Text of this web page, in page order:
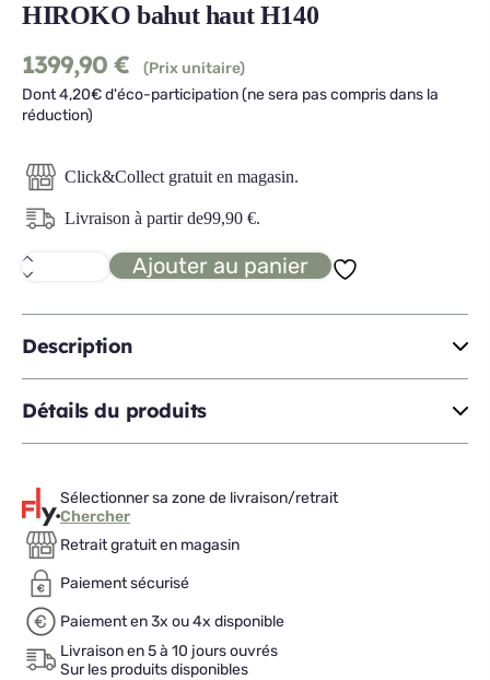
HIROKO bahut haut H140
1399,90 €
(Prix unitaire)
Dont 4,20€ d'éco-participation (ne sera pas compris dans la
réduction)
Click&Collect gratuit en magasin.
Livraison à partir de99,90 €.
quantité
de
bahut
haut
H140
Ajouter au panier
Description
Détails du produits
Sélectionner sa zone de livraison/retrait
Chercher
Retrait gratuit en magasin
Paiement sécurisé
Paiement en 3x ou 4x disponible
Livraison en 5 à 10 jours ouvrés
Sur les produits disponibles